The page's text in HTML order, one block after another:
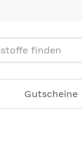
Gutscheine